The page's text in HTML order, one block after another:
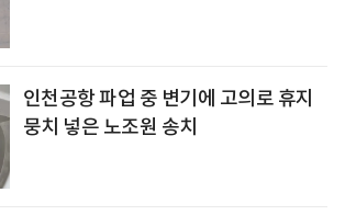
인천공항 파업 중 변기에 고의로 휴지
뭉치 넣은 노조원 송치